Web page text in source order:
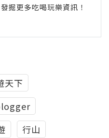
掘更多吃喝玩樂資訊！
天下
行山